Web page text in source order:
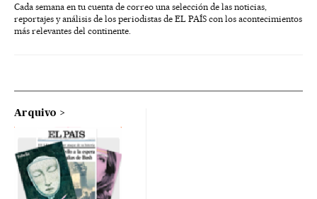
Cada semana en tu cuenta de correo una selección de las noticias,
reportajes y análisis de los periodistas de EL PAÍS con los acontecimientos
más relevantes del continente.
Arquivo